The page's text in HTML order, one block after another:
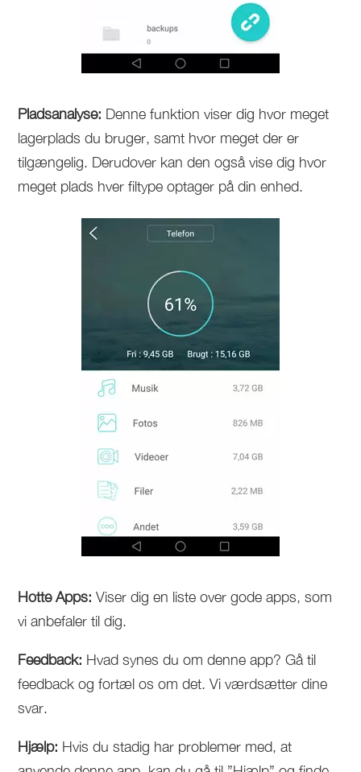
Pladsanalyse: Denne funktion viser dig hvor meget
lagerplads du bruger, samt hvor meget der er
tilgængelig. Derudover kan den også vise dig hvor
meget plads hver filtype optager på din enhed.
Hotte Apps:Viser dig en liste over gode apps, som
vi anbefaler til dig.
Feedback: Hvad synes du om denne app? Gå til
feedback og fortæl os om det. Vi værdsætter dine
svar.
Hjælp: Hvis du stadig har problemer med, at